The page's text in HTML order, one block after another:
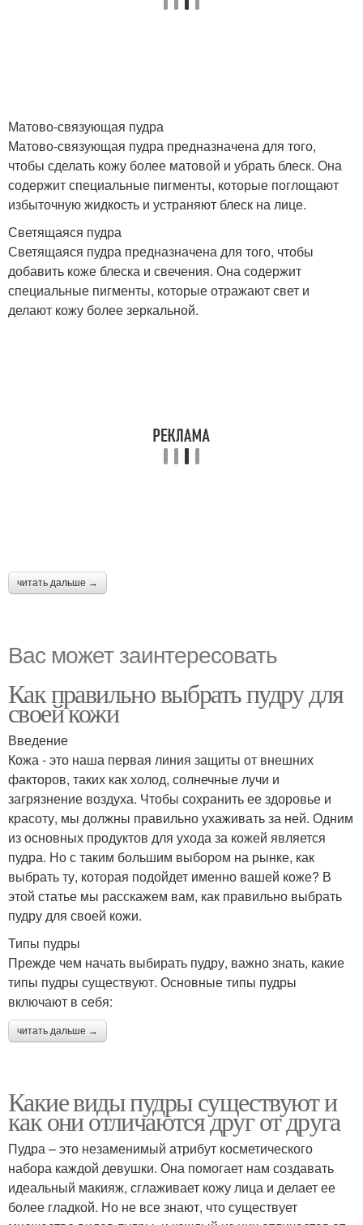
Матово-связующая пудра
Матово-связующая пудра предназначена для того,
чтобы сделать кожу более матовой и убрать блеск. Она
содержит специальные пигменты, которые поглощают
избыточную жидкость и устраняют блеск на лице.
Светящаяся пудра
Светящаяся пудра предназначена для того, чтобы
добавить коже блеска и свечения. Она содержит
специальные пигменты, которые отражают свет и
делают кожу более зеркальной.
читать дальше →
Вас может заинтересовать
Как правильно выбрать пудру для
своей кожи
Введение
Кожа - это наша первая линия защиты от внешних
факторов, таких как холод, солнечные лучи и
загрязнение воздуха. Чтобы сохранить ее здоровье и
красоту, мы должны правильно ухаживать за ней. Одним
из основных продуктов для ухода за кожей является
пудра. Но с таким большим выбором на рынке, как
выбрать ту, которая подойдет именно вашей коже? В
этой статье мы расскажем вам, как правильно выбрать
пудру для своей кожи.
Типы пудры
Прежде чем начать выбирать пудру, важно знать, какие
типы пудры существуют. Основные типы пудры
включают в себя:
читать дальше →
Какие виды пудры существуют и
как они отличаются друг от друга
Пудра – это незаменимый атрибут косметического
набора каждой девушки. Она помогает нам создавать
идеальный макияж, сглаживает кожу лица и делает ее
более гладкой. Но не все знают, что существует